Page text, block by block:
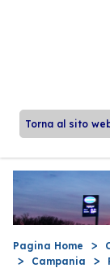
Torna al sito
Pagina Home
Campania